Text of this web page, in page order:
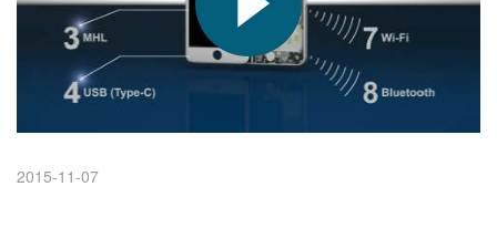
简体中文
日本語
한국어
2015-11-07